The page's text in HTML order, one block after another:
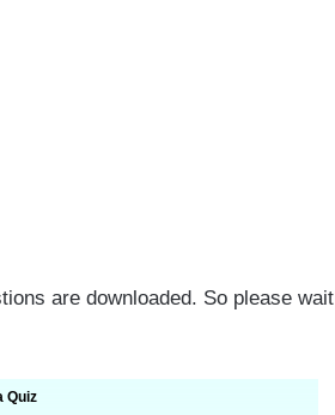
are downloaded. So please wait
Quiz